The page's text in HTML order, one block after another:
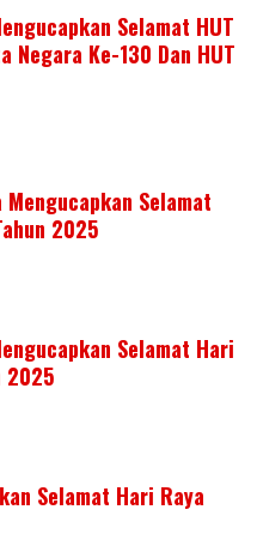
Selamat HUT
Negara Ke-130 Dan HUT
Mengucapkan Selamat
2025
Selamat Hari
2025
Selamat Hari Raya